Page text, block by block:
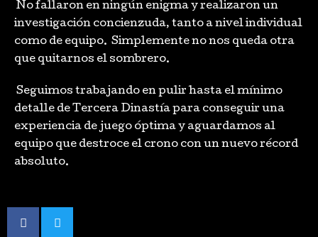
No fallaron en ningún enigma y realizaron un
investigación concienzuda, tanto a nivel individual
como de equipo. Simplemente no nos queda otra
que quitarnos el sombrero.
Seguimos trabajando en pulir hasta el mínimo
detalle de Tercera Dinastía para conseguir una
experiencia de juego óptima y aguardamos al
equipo que destroce el crono con un nuevo récord
absoluto.